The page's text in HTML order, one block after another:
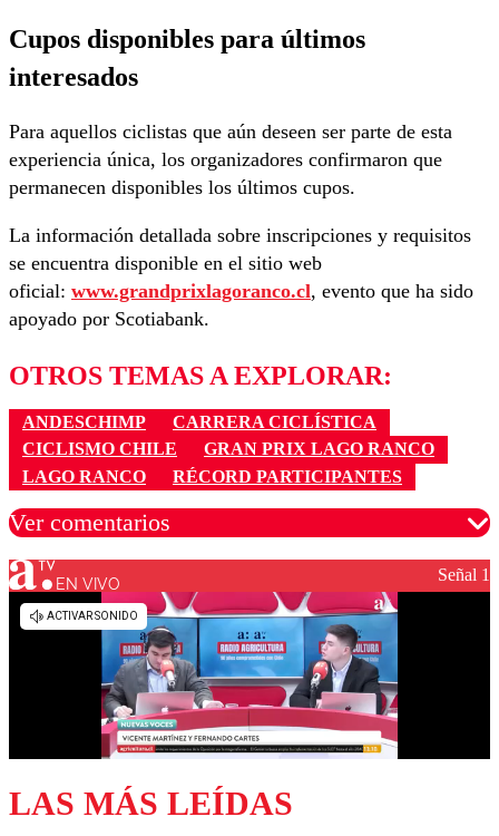
Cupos disponibles para últimos
interesados
Para aquellos ciclistas que aún deseen ser parte de esta
experiencia única, los organizadores confirmaron que
permanecen disponibles los últimos cupos.
La información detallada sobre inscripciones y requisitos
se encuentra disponible en el sitio web
oficial: www.grandprixlagoranco.cl, evento que ha sido
apoyado por Scotiabank.
OTROS TEMAS A EXPLORAR:
ANDESCHIMP
CARRERA CICLÍSTICA
CICLISMO CHILE
GRAN PRIX LAGO RANCO
LAGO RANCO
RÉCORD PARTICIPANTES
Ver comentarios
Los comentarios son moderados para garantizar un
diálogo respetuoso.
EN VIVO Señal 1
LAS MÁS LEÍDAS